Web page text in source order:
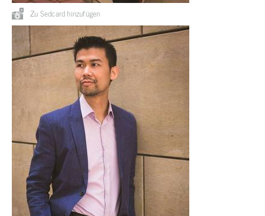
Zu Sedcard hinzufügen